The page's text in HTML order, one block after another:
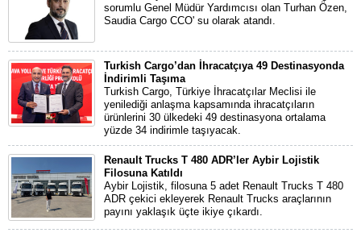
sorumlu Genel Müdür Yardımcısı olan Turhan Özen,
Saudia Cargo CCO' su olarak atandı.
Turkish Cargo’dan İhracatçıya 49 Destinasyonda
İndirimli Taşıma
Turkish Cargo, Türkiye İhracatçılar Meclisi ile
yenilediği anlaşma kapsamında ihracatçıların
ürünlerini 30 ülkedeki 49 destinasyona ortalama
yüzde 34 indirimle taşıyacak.
Renault Trucks T 480 ADR’ler Aybir Lojistik
Filosuna Katıldı
Aybir Lojistik, filosuna 5 adet Renault Trucks T 480
ADR çekici ekleyerek Renault Trucks araçlarının
payını yaklaşık üçte ikiye çıkardı.